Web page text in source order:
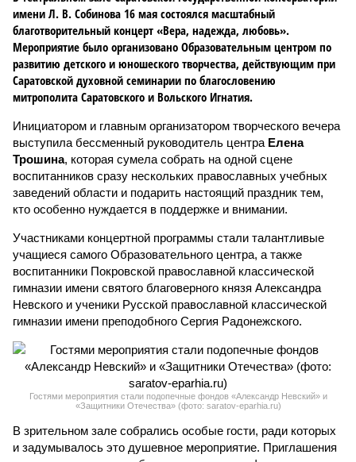
имени Л. В. Собинова 16 мая состоялся масштабный
благотворительный концерт «Вера, надежда, любовь».
Мероприятие было организовано Образовательным центром по
развитию детского и юношеского творчества, действующим при
Саратовской духовной семинарии по благословению
митрополита Саратовского и Вольского Игнатия.
Инициатором и главным организатором творческого вечера
выступила бессменный руководитель центра Елена
Трошина, которая сумела собрать на одной сцене
воспитанников сразу нескольких православных учебных
заведений области и подарить настоящий праздник тем,
кто особенно нуждается в поддержке и внимании.
Участниками концертной программы стали талантливые
учащиеся самого Образовательного центра, а также
воспитанники Покровской православной классической
гимназии имени святого благоверного князя Александра
Невского и ученики Русской православной классической
гимназии имени преподобного Сергия Радонежского.
Гостями мероприятия стали подопечные фондов «Александр Невский» и
«Защитники Отечества» (фото: saratov-eparhia.ru)
В зрительном зале собрались особые гости, ради которых
и задумывалось это душевное мероприятие. Приглашения